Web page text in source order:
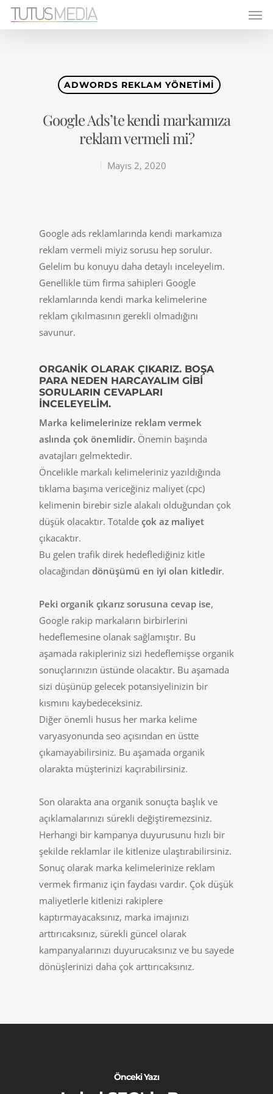
ADWORDS REKLAM YÖNETIMI
Google Ads’te kendi markamıza
reklam vermeli mi?
Mayıs 2, 2020
Google ads reklamlarında kendi markamıza
reklam vermeli miyiz sorusu hep sorulur.
Gelelim bu konuyu daha detaylı inceleyelim.
Genellikle tüm firma sahipleri Google
reklamlarında kendi marka kelimelerine
reklam çıkılmasının gerekli olmadığını
savunur.
ORGANIK OLARAK ÇIKARIZ. BOŞA
PARA NEDEN HARCAYALIM GIBI
SORULARIN CEVAPLARI
INCELEYELIM.
Marka kelimelerinize reklam vermek
aslında çok önemlidir. Önemin başında
avatajları gelmektedir.
Öncelikle markalı kelimeleriniz yazıldığında
tıklama başıma vericeğiniz maliyet (cpc)
kelimenin birebir sizle alakalı olduğundan çok
düşük olacaktır. Totalde çok az maliyet
çıkacaktır.
Bu gelen trafik direk hedeflediğiniz kitle
olacağından dönüşümü en iyi olan kitledir.
Peki organik çıkarız sorusuna cevap ise,
Google rakip markaların birbirlerini
hedeflemesine olanak sağlamıştır. Bu
aşamada rakipleriniz sizi hedeflemişse organik
sonuçlarınızın üstünde olacaktır. Bu aşamada
sizi düşünüp gelecek potansiyelinizin bir
kısmını kaybedeceksiniz.
Diğer önemli husus her marka kelime
varyasyonunda seo açısından en üstte
çıkamayabilirsiniz. Bu aşamada organik
olarakta müşterinizi kaçırabilirsiniz.
Son olarakta ana organik sonuçta başlık ve
açıklamalarınızı sürekli değiştiremezsiniz.
Herhangi bir kampanya duyurusunu hızlı bir
şekilde reklamlar ile kitlenize ulaştırabilirsiniz.
Sonuç olarak marka kelimelerinize reklam
vermek firmanız için faydası vardır. Çok düşük
maliyetlerle kitlenizi rakiplere
kaptırmayacaksınız, marka imajınızı
arttırıcaksınız, sürekli güncel olarak
kampanyalarınızı duyurucaksınız ve bu sayede
dönüşlerinizi daha çok arttırıcaksınız.
Önceki Yazı